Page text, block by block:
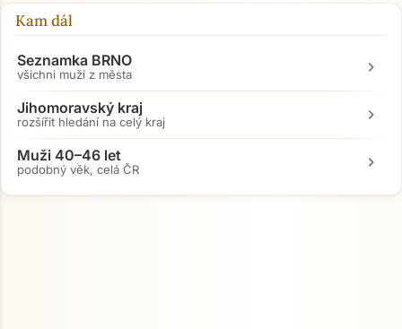
Kam dál
Seznamka BRNO
všichni muži z města chevron_right
Jihomoravský kraj
rozšířit hledání na celý kraj chevron_right
Muži 40–46 let
podobný věk, celá ČR chevron_right